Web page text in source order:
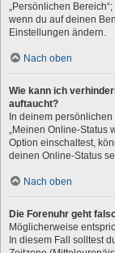
„Persönlichen
wenn du auf deinen
Einstellungen ändern.
Nach oben
Wie kann ich
auftaucht?
In deinem
„Meinen Online-Status
Option einschaltest,
deinen Online-Status
Nach oben
Die Forenuhr geht
Möglicherweise
In diesem Fall solltest